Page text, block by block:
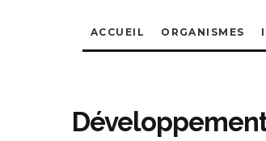
ACCUEIL ORGANISMES